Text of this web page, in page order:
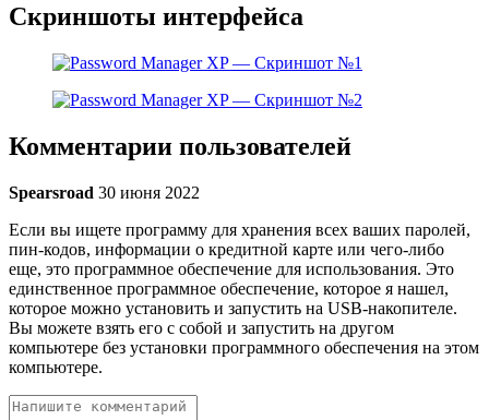
Скриншоты интерфейса
Комментарии пользователей
Spearsroad 30 июня 2022
Если вы ищете программу для хранения всех ваших паролей,
пин-кодов, информации о кредитной карте или чего-либо
еще, это программное обеспечение для использования. Это
единственное программное обеспечение, которое я нашел,
которое можно установить и запустить на USB-накопителе.
Вы можете взять его с собой и запустить на другом
компьютере без установки программного обеспечения на этом
компьютере.